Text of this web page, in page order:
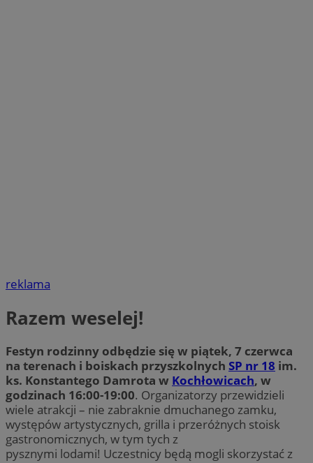
reklama
Razem weselej!
Festyn rodzinny odbędzie się w piątek, 7 czerwca
na terenach i boiskach przyszkolnych SP nr 18 im.
ks. Konstantego Damrota w Kochłowicach, w
godzinach 16:00-19:00. Organizatorzy przewidzieli
wiele atrakcji – nie zabraknie dmuchanego zamku,
występów artystycznych, grilla i przeróżnych stoisk
gastronomicznych, w tym tych z
pysznymi lodami! Uczestnicy będą mogli skorzystać z